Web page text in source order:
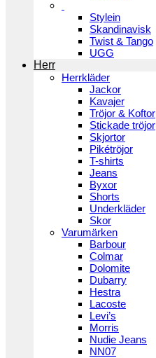
Stylein
Skandinavisk
Twist & Tango
UGG
Herr
Herrkläder
Jackor
Kavajer
Tröjor & Koftor
Stickade tröjor
Skjortor
Pikétröjor
T-shirts
Jeans
Byxor
Shorts
Underkläder
Skor
Varumärken
Barbour
Colmar
Dolomite
Dubarry
Hestra
Lacoste
Levi’s
Morris
Nudie Jeans
NN07